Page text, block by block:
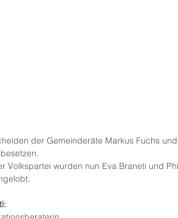
der Gemeinderäte Markus Fuchs
Volkspartei wurden nun Eva Braneti und